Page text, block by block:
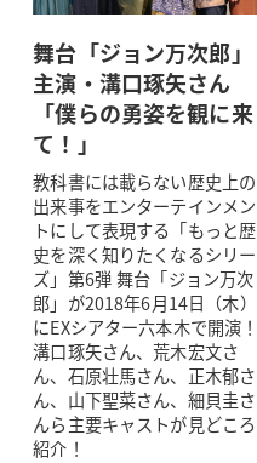
舞台「ジョン万次郎」
主演・溝口琢矢さん
「僕らの勇姿を観に来
て！」
教科書には載らない歴史上の
出来事をエンターテインメン
トにして表現する「もっと歴
史を深く知りたくなるシリー
ズ」第6弾 舞台「ジョン万次
郎」が2018年6月14日（木）
にEXシアター六本木で開演！
溝口琢矢さん、荒木宏文さ
ん、石原壮馬さん、正木郁さ
ん、山下聖菜さん、細貝圭さ
んら主要キャストが見どころ
紹介！